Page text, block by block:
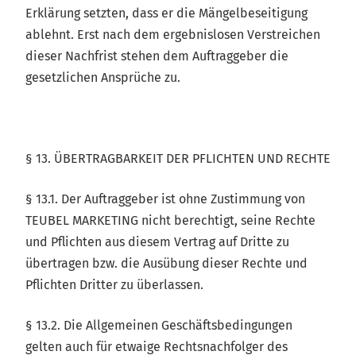
Erklärung setzten, dass er die Mängelbeseitigung
ablehnt. Erst nach dem ergebnislosen Verstreichen
dieser Nachfrist stehen dem Auftraggeber die
gesetzlichen Ansprüche zu.
§ 13. ÜBERTRAGBARKEIT DER PFLICHTEN UND RECHTE
§ 13.1. Der Auftraggeber ist ohne Zustimmung von
TEUBEL MARKETING nicht berechtigt, seine Rechte
und Pflichten aus diesem Vertrag auf Dritte zu
übertragen bzw. die Ausübung dieser Rechte und
Pflichten Dritter zu überlassen.
§ 13.2. Die Allgemeinen Geschäftsbedingungen
gelten auch für etwaige Rechtsnachfolger des